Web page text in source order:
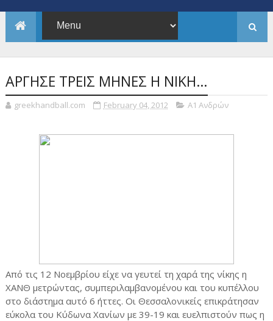
ΑΡΓΗΣΕ ΤΡΕΙΣ ΜΗΝΕΣ Η ΝΙΚΗ…
greekhandball.com February 04, 2012 Α1 Ανδρών
Από τις 12 Νοεμβρίου είχε να γευτεί τη χαρά της νίκης η
ΧΑΝΘ μετρώντας, συμπεριλαμβανομένου και του κυπέλλου
στο διάστημα αυτό 6 ήττες. Οι Θεσσαλονικείς επικράτησαν
εύκολα του Κύδωνα Χανίων με 39-19 και ευελπιστούν πως η